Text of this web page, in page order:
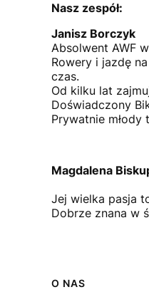
Nasz zespół:
Janisz Borczyk
Absolwent AWF
Rowery i jazdę
czas.
Od kilku lat
Doświadczony
Prywatnie
Magdalena
Jej wielka pasja
Dobrze znana w
Linki w
O NAS